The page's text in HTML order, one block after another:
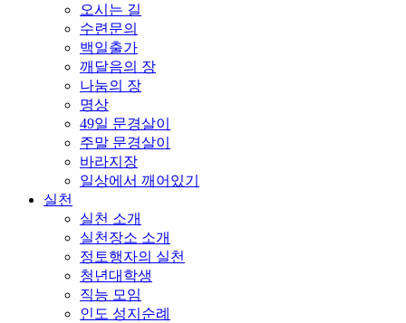
오시는 길
수련문의
백일출가
깨달음의 장
나눔의 장
명상
49일 문경살이
주말 문경살이
바라지장
일상에서 깨어있기
실천
실천 소개
실천장소 소개
정토행자의 실천
청년대학생
직능 모임
인도 성지순례